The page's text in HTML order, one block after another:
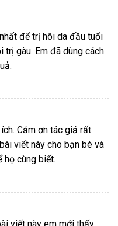
để trị hôi da đầu tuổi
gàu. Em đã dùng cách
Cảm ơn tác giả rất
viết này cho bạn bè và
họ cùng biết.
viết này em mới thấy